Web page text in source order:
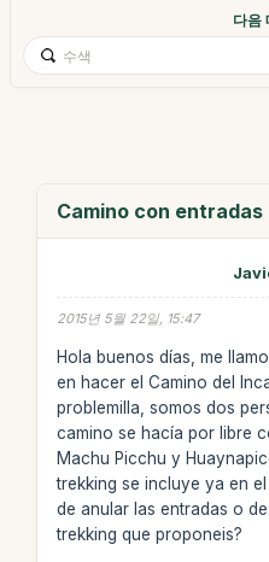
다음
Camino con entradas
2015년 5월 22일, 15:47
Hola buenos días, me
en hacer el Camino del
problemilla, somos dos
camino se hacía por libre
Machu Picchu y
trekking se incluye ya en
de anular las entradas o
trekking que proponeis?